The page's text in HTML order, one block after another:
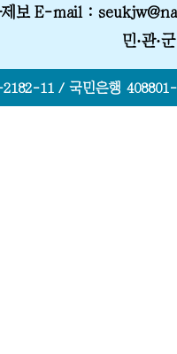
제보 E-mail :
민·관·
11 / 국민은행